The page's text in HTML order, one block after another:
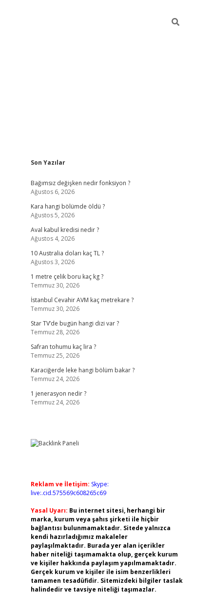
Sidebar
Son Yazılar
Bağımsız değişken nedir fonksiyon ?
Ağustos 6, 2026
Kara hangi bölümde öldü ?
Ağustos 5, 2026
Aval kabul kredisi nedir ?
Ağustos 4, 2026
10 Australia doları kaç TL ?
Ağustos 3, 2026
1 metre çelik boru kaç kg ?
Temmuz 30, 2026
İstanbul Cevahir AVM kaç metrekare ?
Temmuz 30, 2026
Star TV’de bugün hangi dizi var ?
Temmuz 28, 2026
Safran tohumu kaç lira ?
Temmuz 25, 2026
Karaciğerde leke hangi bölüm bakar ?
Temmuz 24, 2026
1 jenerasyon nedir ?
Temmuz 24, 2026
Reklam ve İletişim: Skype:
live:.cid.575569c608265c69
Yasal Uyarı: Bu internet sitesi, herhangi bir
marka, kurum veya şahıs şirketi ile hiçbir
bağlantısı bulunmamaktadır. Sitede yalnızca
kendi hazırladığımız makaleler
paylaşılmaktadır. Burada yer alan içerikler
haber niteliği taşımamakta olup, gerçek kurum
ve kişiler hakkında paylaşım yapılmamaktadır.
Gerçek kurum ve kişiler ile isim benzerlikleri
tamamen tesadüfidir. Sitemizdeki bilgiler taslak
halindedir ve tavsiye niteliği taşımazlar.